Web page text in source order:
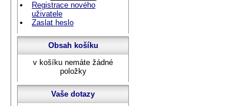
Registrace nového
uživatele
Zaslat heslo
Obsah košíku
v košíku nemáte žádné
položky
Vaše dotazy